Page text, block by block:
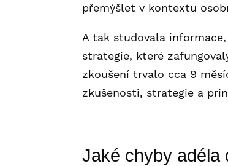
přemýšlet v kontextu
A tak studovala
strategie, které
zkoušení trvalo cca 9
zkušenosti, strategie a
Jaké chyby adéla